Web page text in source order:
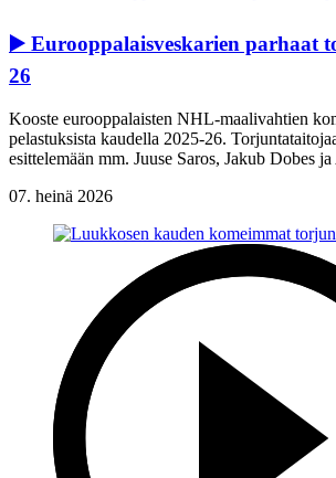
▶️ Eurooppalaisveskarien parhaat
26
Kooste eurooppalaisten NHL-maalivahtien
pelastuksista kaudella 2025-26.
esittelemään mm. Juuse Saros, Jakub Dobes
07. heinä 2026